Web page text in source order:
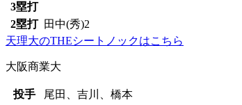
3塁打
2塁打 田中(秀)2
天理大のTHEシートノックはこちら
大阪商業大
投手
尾田、吉川、橋本